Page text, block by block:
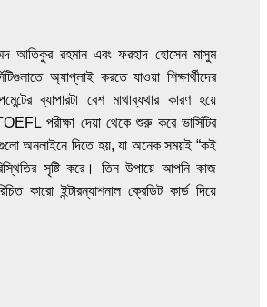
আতিকুর রহমান এবং ফরহাদ হোসেন মাসুম
অ্যাপ্লাই করতে যাওয়া শিক্ষার্থীদের
ব্যাপারটা বেশ মাথাব্যথার কারণ হয়ে
পরীক্ষা দেয়া থেকে শুরু করে ভার্সিটির
অনলাইনে দিতে হয়, যা অনেক সময়ই “কই
সৃষ্টি করে। তিন উপায়ে আপনি কাজ
কারো ইন্টারন্যাশনাল ক্রেডিট কার্ড দিয়ে